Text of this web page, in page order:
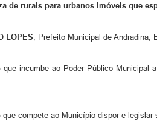
de rurais para urbanos imóveis que
LOPES , Prefeito Municipal de
que incumbe ao Poder Público Municipal
que compete ao Município dispor e